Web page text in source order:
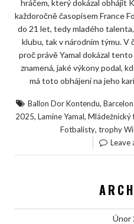
hráčem, který dokázal obhájit
každoročně časopisem France
do 21 let, tedy mladého
klubu, tak v národním týmu. V
proč právě Yamal dokázal
znamená, jaké výkony podal,
má toto obhájení na jeho
Ballon Dor Kontendu,
2025, Lamine Yamal, Mládežnický
Fotbalisty, trophy
Leave
Únor